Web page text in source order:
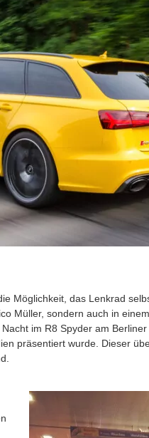
Möglichkeit, das Lenkrad
Müller, sondern auch in
im R8 Spyder am
präsentiert wurde. Dieser